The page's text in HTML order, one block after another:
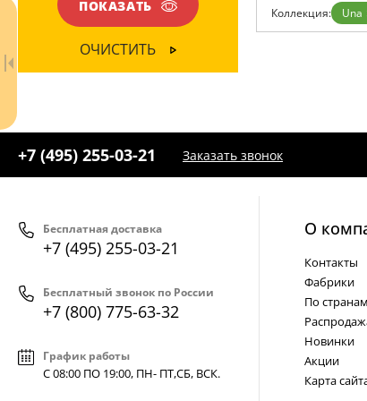
Возврат
Отзывы
Установка
Дизайнерам
Бренды
+7 (800) 775-63-32 - бесплатно по России
Коллекция: Una
ПОКАЗАТЬ
ОЧИСТИТЬ
+7 (495) 255-03-21 Заказать звонок
Бесплатная доставка
+7 (495) 255-03-21
Бесплатный звонок по России
+7 (800) 775-63-32
График работы
С 08:00 ПО 19:00, ПН- ПТ,СБ, ВСК.
О
Контакты
Фабрики
По странам
Новинки
Акции
Карта